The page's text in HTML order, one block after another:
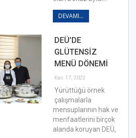
DEVAMI...
DEÜ’DE
GLÜTENSİZ
MENÜ DÖNEMİ
Kas 17, 2022
Yürüttüğü örnek
çalışmalarla
mensuplarının hak ve
menfaatlerini birçok
alanda koruyan DEÜ,